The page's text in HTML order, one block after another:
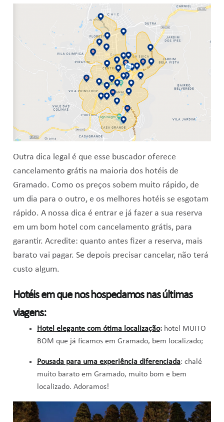
Outra dica legal é que esse buscador oferece
cancelamento grátis na maioria dos hotéis de
Gramado. Como os preços sobem muito rápido, de
um dia para o outro, e os melhores hotéis se esgotam
rápido. A nossa dica é entrar e já fazer a sua reserva
em um bom hotel com cancelamento grátis, para
garantir. Acredite: quanto antes fizer a reserva, mais
barato vai pagar. Se depois precisar cancelar, não terá
custo algum.
Hotéis em que nos hospedamos nas últimas
viagens:
Hotel elegante com ótima localização:hotel MUITO
BOM que já ficamos em Gramado, bem localizado;
Pousada para uma experiência diferenciada: chalé
muito barato em Gramado, muito bom e bem
localizado. Adoramos!